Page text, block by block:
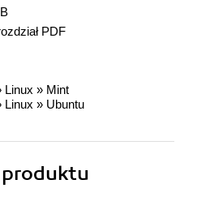
PDF
Linux » Mint
Linux » Ubuntu